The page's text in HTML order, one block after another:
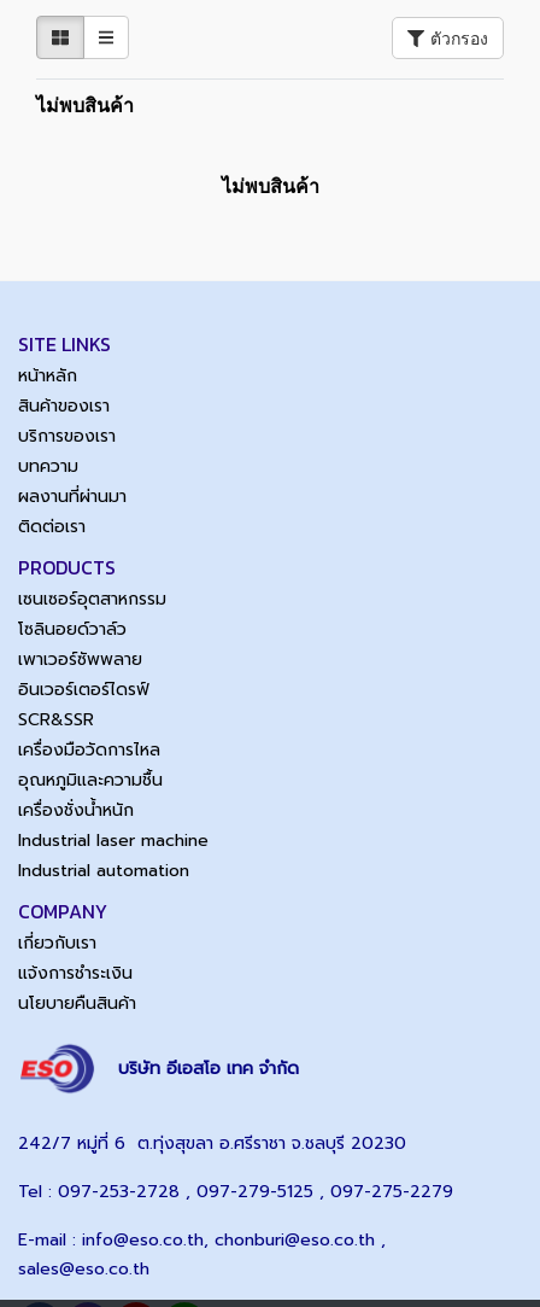
ตัวกรอง
ไม่พบสินค้า
ไม่พบสินค้า
SITE LINKS
หน้าหลัก
สินค้าของเรา
บริการของเรา
บทความ
ผลงานที่ผ่านมา
ติดต่อเรา
PRODUCTS
เซนเซอร์อุตสาหกรรม
โซลินอยด์วาล์ว
เพาเวอร์ซัพพลาย
อินเวอร์เตอร์ไดรฟ์
SCR&SSR
เครื่องมือวัดการไหล
อุณหภูมิและความชื้น
เครื่องชั่งน้ำหนัก
Industrial laser machine
Industrial automation
COMPANY
เกี่ยวกับเรา
แจ้งการชำระเงิน
นโยบายคืนสินค้า
บริษัท อีเอสโอ เทค จำกัด
242/7 หมู่ที่ 6 ต.ทุ่งสุขลา อ.ศรีราชา จ.ชลบุรี 20230
Tel : 097-253-2728 , 097-279-5125 , 097-275-2279
E-mail : info@eso.co.th, chonburi@eso.co.th ,
sales@eso.co.th